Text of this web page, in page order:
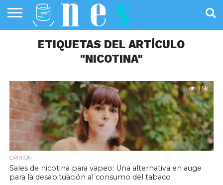
PÚBLICA
SANIDAD
INVESTIGACIÓN
ENTREVISTAS
PROFESIONALES
DE LA SALUD
INFOGRAFÍAS
DE SALUD
OPINIÓNETIQUETAS DEL ARTÍCULO
"NICOTINA"
1.5K
OPINIÓN
Sales de nicotina para vapeo: Una alternativa en auge
para la desabituación al consumo del tabaco